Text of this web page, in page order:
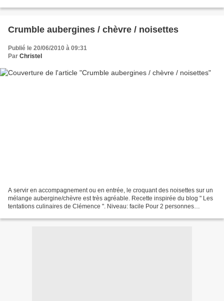
Crumble aubergines / chèvre / noisettes
Publié le 20/06/2010 à 09:31
Par Christel
A servir en accompagnement ou en entrée, le croquant des noisettes sur un
mélange aubergine/chèvre est très agréable. Recette inspirée du blog " Les
tentations culinaires de Clémence ". Niveau: facile Pour 2 personnes